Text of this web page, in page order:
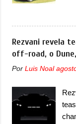
que
ao
Rezvani revela
off-road, o
Por Luis Noal